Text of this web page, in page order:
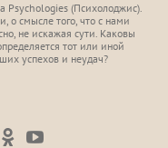
Psychologies (Психoлоджиc).
о смысле того, что с нами
не искажая сути. Каковы
тот или иной
успехов и неудач?